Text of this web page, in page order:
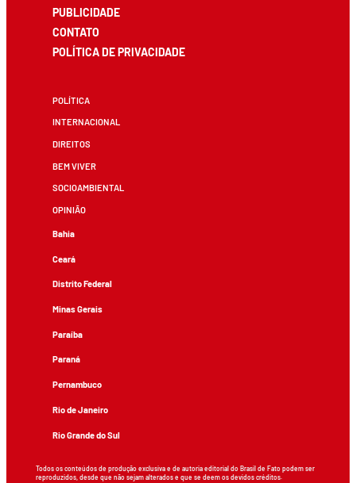
PUBLICIDADE
CONTATO
POLÍTICA DE PRIVACIDADE
POLÍTICA
INTERNACIONAL
DIREITOS
BEM VIVER
SOCIOAMBIENTAL
OPINIÃO
Bahia
Ceará
Distrito Federal
Minas Gerais
Paraíba
Paraná
Pernambuco
Rio de Janeiro
Rio Grande do Sul
Todos os conteúdos de produção exclusiva e de autoria editorial do Brasil de Fato podem ser
reproduzidos, desde que não sejam alterados e que se deem os devidos créditos.